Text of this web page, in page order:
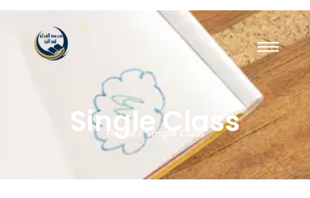
Single Class
Home / Single Class